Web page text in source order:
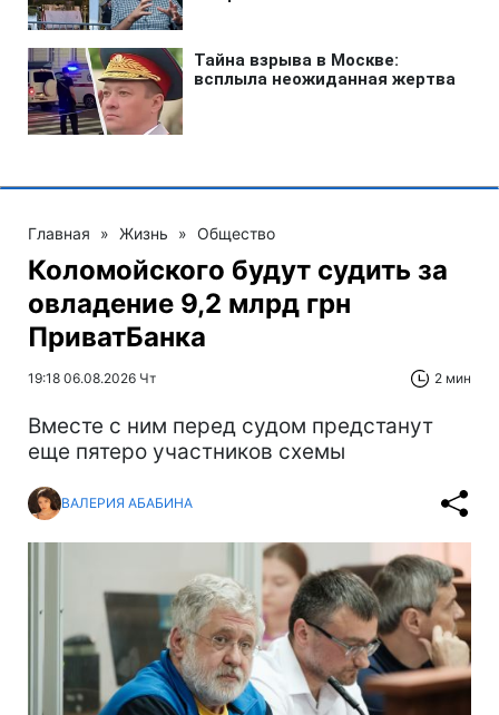
Главная » Жизнь » Общество
Коломойского будут судить за
овладение 9,2 млрд грн
ПриватБанка
19:18 06.08.2026 Чт 2 мин
Вместе с ним перед судом предстанут
еще пятеро участников схемы
ВАЛЕРИЯ АБАБИНА